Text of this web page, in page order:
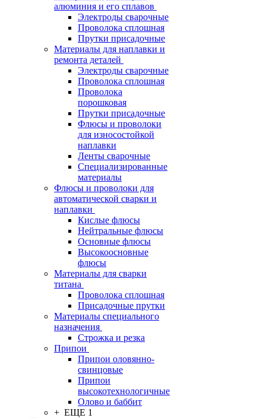
алюминия и его сплавов
Электроды сварочные
Проволока сплошная
Прутки присадочные
Материалы для наплавки и
ремонта деталей
Электроды сварочные
Проволока сплошная
Проволока
порошковая
Прутки присадочные
Флюсы и проволоки
для износостойкой
наплавки
Ленты сварочные
Специализированные
материалы
Флюсы и проволоки для
автоматической сварки и
наплавки
Кислые флюсы
Нейтральные флюсы
Основные флюсы
Высокоосновные
флюсы
Материалы для сварки
титана
Проволока сплошная
Присадочные прутки
Материалы специального
назначения
Строжка и резка
Припои
Припои оловянно-
свинцовые
Припои
высокотехнологичные
Олово и баббит
+ ЕЩЕ 1